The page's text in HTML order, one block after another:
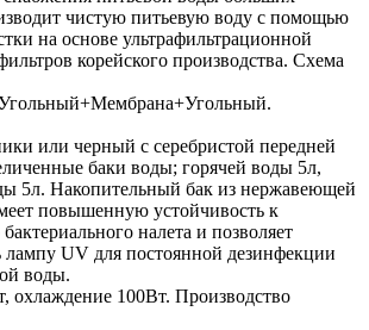
чистую питьевую воду с помощью
на основе ультрафильтрационной
корейского производства. Схема
или черный с серебристой передней
баки воды; горячей воды 5л,
5л. Накопительный бак из нержавеющей
повышенную устойчивость к
налета и позволяет
лампу UV для постоянной дезинфекции
воды.
охлаждение 100Вт. Производство